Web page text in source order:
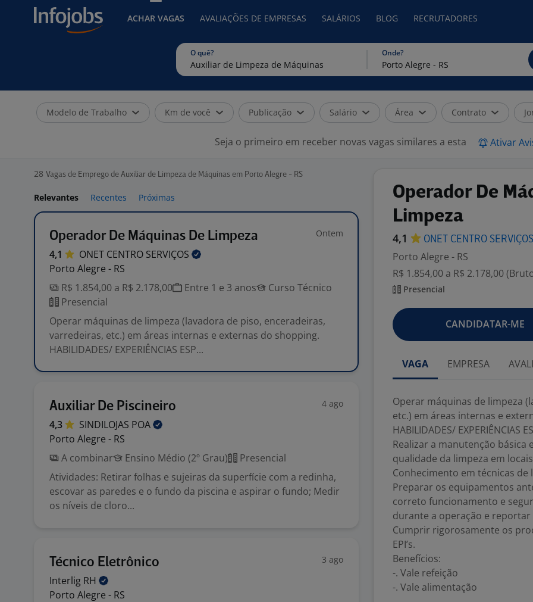
ACHAR VAGAS AVALIAÇÕES DE EMPRESAS SALÁRIOS BLOG RECRUTADORES
O quê? Onde?
Modelo de Trabalho Km de você Publicação Salário Área Contrato
Seja o primeiro em receber novas vagas similares a esta Ativar
28 Vagas de Emprego de Auxiliar de Limpeza de Máquinas em Porto Alegre - RS
Relevantes Recentes Próximas
Operador De Máquinas De Limpeza Ontem
4,1 ONET CENTRO SERVIÇOS
Porto Alegre - RS
R$ 1.854,00 a R$ 2.178,00
Entre 1 e 3 anos
Curso Técnico
Presencial
Operar máquinas de limpeza (lavadora de piso, enceradeiras,
varredeiras, etc.) em áreas internas e externas do shopping.
HABILIDADES/ EXPERIÊNCIAS ESP...
Auxiliar De Piscineiro 4 ago
4,3 SINDILOJAS POA
Porto Alegre - RS
A combinar
Ensino Médio (2º Grau)
Presencial
Atividades: Retirar folhas e sujeiras da superfície com a redinha,
escovar as paredes e o fundo da piscina e aspirar o fundo; Medir
os níveis de cloro...
Técnico Eletrônico 3 ago
Interlig RH
Porto Alegre - RS
Operador De
Limpeza
4,1 ONET CENTRO SERVIÇOS
Porto Alegre - RS
R$ 1.854,00 a R$ 2.178,00
Presencial
CANDIDATAR-ME
VAGA EMPRESA
Operar máquinas de limpeza
etc.) em áreas internas e
HABILIDADES/ EXPERIÊNCIAS
Realizar a manutenção básica
qualidade da limpeza em
Conhecimento em técnicas
Preparar os equipamentos
correto funcionamento e
durante a operação e
Cumprir rigorosamente os
EPI’s.
Benefícios:
-. Vale refeição
-. Vale alimentação